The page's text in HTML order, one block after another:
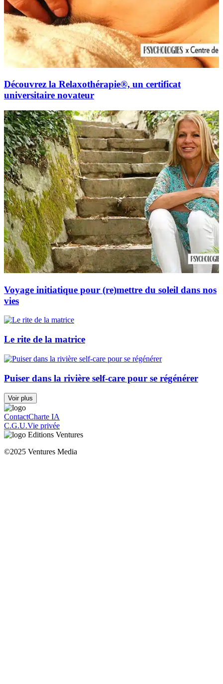
Découvrez la Relaxothérapie®, un certificat
universitaire novateur
Voyage initiatique pour (re)mettre du soleil dans nos
vies
Le rite de la matrice
Puiser dans la rivière self-care pour se régénérer
Voir plus
ContactCharte IA
C.G.U.Vie privée
©2025 Ventures Media